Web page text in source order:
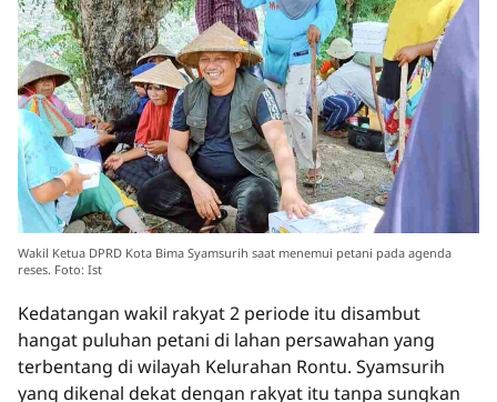
Wakil Ketua DPRD Kota Bima Syamsurih saat menemui petani pada agenda
reses. Foto: Ist
Kedatangan wakil rakyat 2 periode itu disambut
hangat puluhan petani di lahan persawahan yang
terbentang di wilayah Kelurahan Rontu. Syamsurih
yang dikenal dekat dengan rakyat itu tanpa sungkan